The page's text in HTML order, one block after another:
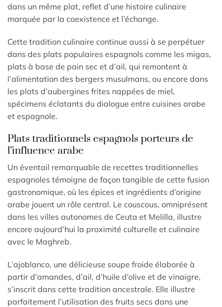
dans un même plat, reflet d’une histoire culinaire
marquée par la coexistence et l’échange.
Cette tradition culinaire continue aussi à se perpétuer
dans des plats populaires espagnols comme les migas,
plats à base de pain sec et d’ail, qui remontent à
l’alimentation des bergers musulmans, ou encore dans
les plats d’aubergines frites nappées de miel,
spécimens éclatants du dialogue entre cuisines arabe
et espagnole.
Plats traditionnels espagnols porteurs de
l’influence arabe
Un éventail remarquable de recettes traditionnelles
espagnoles témoigne de façon tangible de cette fusion
gastronomique, où les épices et ingrédients d’origine
arabe jouent un rôle central. Le couscous, omniprésent
dans les villes autonomes de Ceuta et Melilla, illustre
encore aujourd’hui la proximité culturelle et culinaire
avec le Maghreb.
L’ajoblanco, une délicieuse soupe froide élaborée à
partir d’amandes, d’ail, d’huile d’olive et de vinaigre,
s’inscrit dans cette tradition ancestrale. Elle illustre
parfaitement l’utilisation des fruits secs dans une